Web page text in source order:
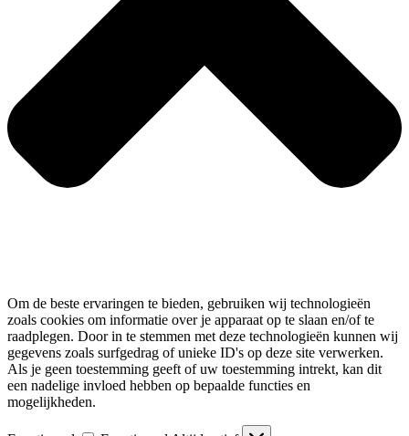
Om de beste ervaringen te bieden, gebruiken wij technologieën
zoals cookies om informatie over je apparaat op te slaan en/of te
raadplegen. Door in te stemmen met deze technologieën kunnen wij
gegevens zoals surfgedrag of unieke ID's op deze site verwerken.
Als je geen toestemming geeft of uw toestemming intrekt, kan dit
een nadelige invloed hebben op bepaalde functies en
mogelijkheden.